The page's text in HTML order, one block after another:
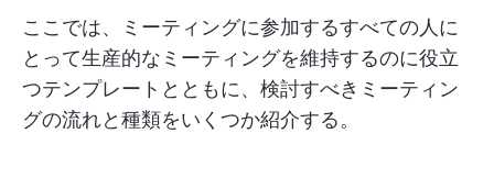
ここでは、ミーティングに参加するすべての人に
とって生産的なミーティングを維持するのに役立
つテンプレートとともに、検討すべきミーティン
グの流れと種類をいくつか紹介する。